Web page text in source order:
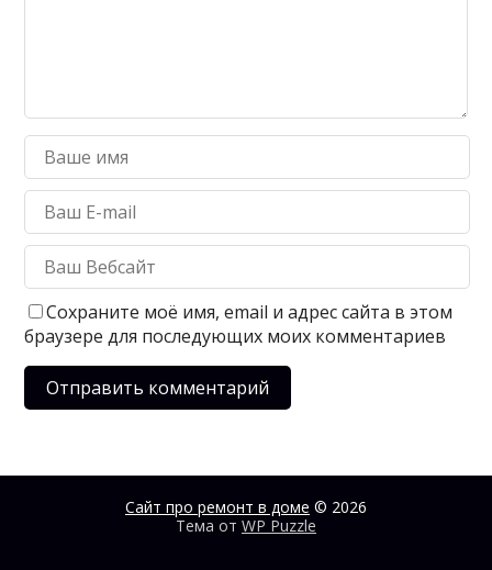
Сохраните моё имя, email и адрес сайта в этом
браузере для последующих моих комментариев
Сайт про ремонт в доме © 2026
Тема от WP Puzzle